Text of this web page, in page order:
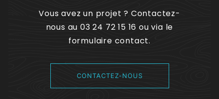
Vous avez un projet ? Contactez-
nous au 03 24 72 15 16 ou via le
formulaire contact.
CONTACTEZ-NOUS